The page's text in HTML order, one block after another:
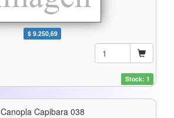
$ 9.250,69
Stock: 1
Canopla Capibara 038